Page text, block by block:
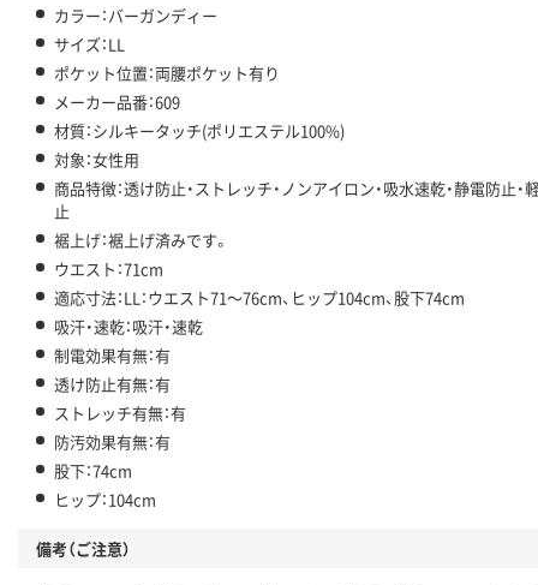
カラー：バーガンディー
サイズ：LL
ポケット位置：両腰ポケット有り
メーカー品番：609
材質：シルキータッチ(ポリエステル100%)
対象：女性用
商品特徴：透け防止・ストレッチ・ノンアイロン・吸水速乾・静電防止・
止
裾上げ：裾上げ済みです。
ウエスト：71cm
適応寸法：LL：ウエスト71～76cm、ヒップ104cm、股下74cm
吸汗・速乾：吸汗・速乾
制電効果有無：有
透け防止有無：有
ストレッチ有無：有
防汚効果有無：有
股下：74cm
ヒップ：104cm
備考（ご注意）